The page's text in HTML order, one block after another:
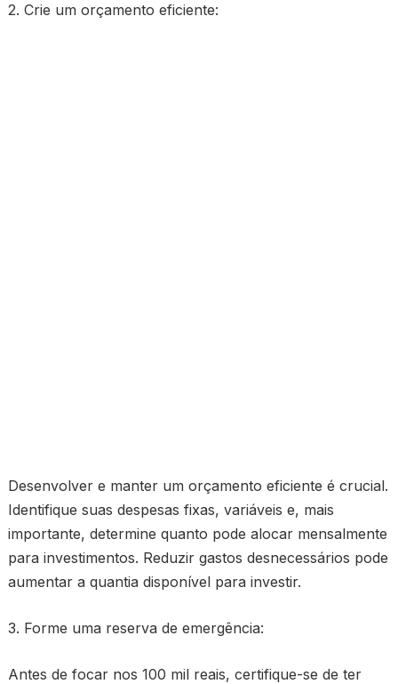
2. Crie um orçamento eficiente:
Desenvolver e manter um orçamento eficiente é crucial.
Identifique suas despesas fixas, variáveis e, mais
importante, determine quanto pode alocar mensalmente
para investimentos. Reduzir gastos desnecessários pode
aumentar a quantia disponível para investir.
3. Forme uma reserva de emergência:
Antes de focar nos 100 mil reais, certifique-se de ter